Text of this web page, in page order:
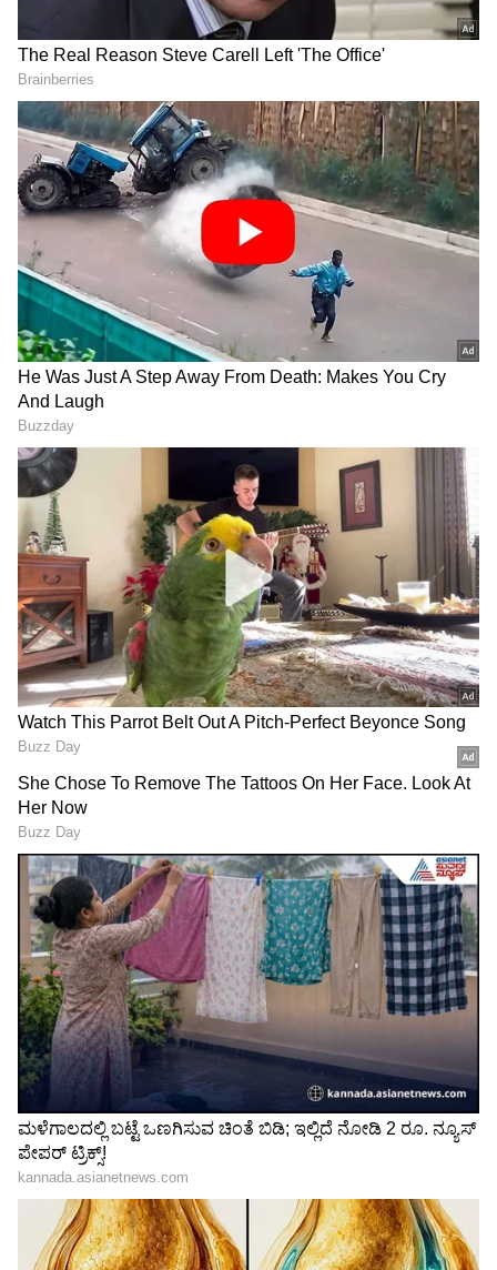
ಕೊಟ್ಟ ಮಾತನ್ನು ಉಳಿಸಿಕೊಂಡಿದ್ದೇವೆ. ಸಚಿವರಾದ ಕೆ.
ವೆಂಕಟೇಶ್ ಸಹ ಸಾಥ್ ನೀಡಿದ್ದಾರೆ ಎಂದು ತಿಳಿಸಿದರು.
Related Articles
ರೈತರ ಬದುಕು ಹಸನಾಗಿಸಲು ಜಿಲ್ಲೆಗೆ 2500 ಕೋಟಿ
ಅನುದಾನ ಬಿಡುಗಡೆ: ಡಿ.ಕೆ.ಶಿವಕುಮಾರ್
ರಾಜ್ಯದಲ್ಲಿ ಎಲ್ಲಾ ಕುರ್ಚಿಗಳೂ ಗಟ್ಟಿಯಾಗಿವೆ: ಪ್ರಧಾನಿ
ಮಾತಿಗೆ ಡಿ.ಕೆ.ಶಿವಕುಮಾರ್ ತಿರುಗೇಟು
ಜಿಬಿಎ ಚುನಾವಣೆ